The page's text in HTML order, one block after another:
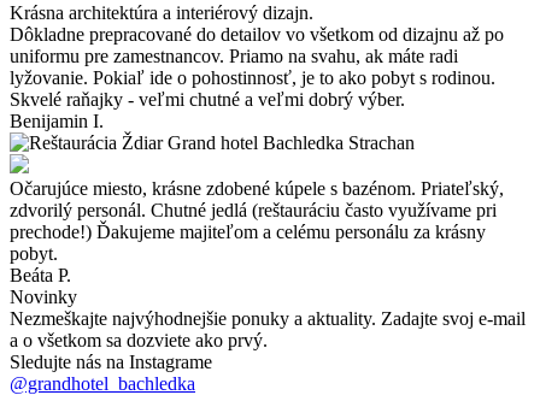
Krásna architektúra a interiérový dizajn.
Dôkladne prepracované do detailov vo všetkom od dizajnu až po
uniformu pre zamestnancov. Priamo na svahu, ak máte radi
lyžovanie. Pokiaľ ide o pohostinnosť, je to ako pobyt s rodinou.
Skvelé raňajky - veľmi chutné a veľmi dobrý výber.
Benijamin I.
Očarujúce miesto, krásne zdobené kúpele s bazénom. Priateľský,
zdvorilý personál. Chutné jedlá (reštauráciu často využívame pri
prechode!) Ďakujeme majiteľom a celému personálu za krásny
pobyt.
Beáta P.
Novinky
Nezmeškajte najvýhodnejšie ponuky a aktuality. Zadajte svoj e-mail
a o všetkom sa dozviete ako prvý.
Sledujte nás na Instagrame
@grandhotel_bachledka